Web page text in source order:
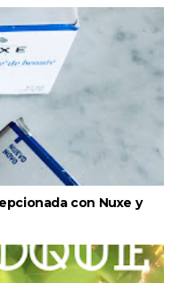
con Nuxe y